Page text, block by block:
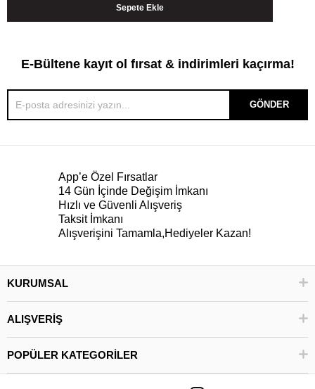
E-Bültene kayıt ol fırsat & indirimleri kaçırma!
GÖNDER
App’e Özel Fırsatlar
14 Gün İçinde Değişim İmkanı
Hızlı ve Güvenli Alışveriş
Taksit İmkanı
Alışverişini Tamamla,Hediyeler Kazan!
KURUMSAL
ALIŞVERİŞ
POPÜLER KATEGORİLER